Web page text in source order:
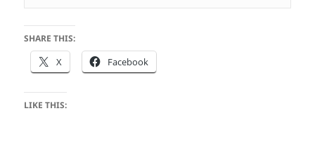
SHARE THIS:
X Facebook
LIKE THIS: